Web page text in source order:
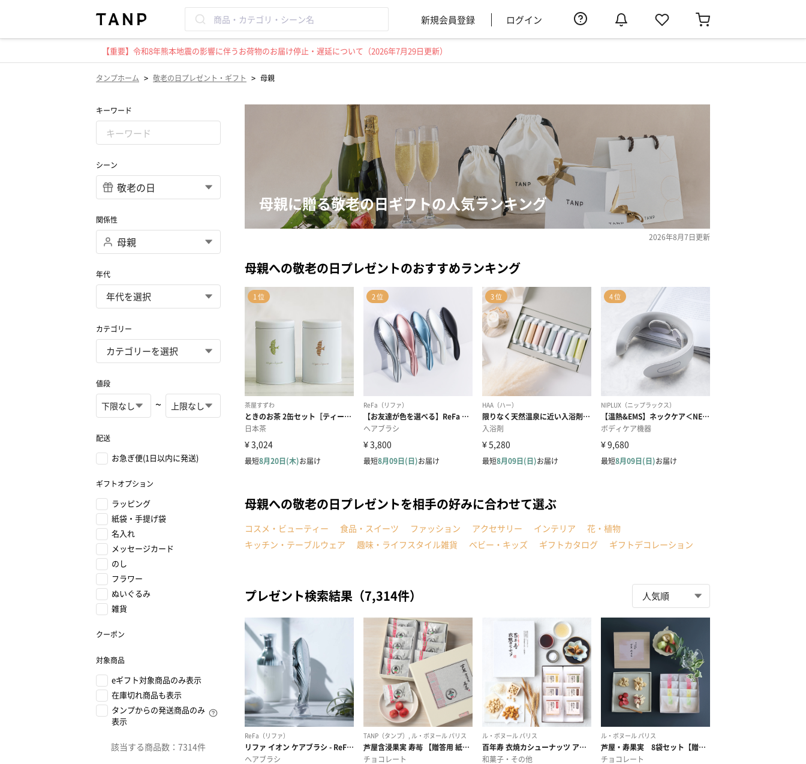
新規会員登録 ログイン
【重要】令和8年熊本地震の影響に伴うお荷物のお届け停止・遅延について（2026年7月29日更新）
タンプホーム > 敬老の日プレゼント・ギフト > 母親
キーワード
シーン
関係性
年代
カテゴリー
値段
~
配送
お急ぎ便(1日以内に発送)
ギフトオプション
ラッピング
紙袋・手提げ袋
名入れ
メッセージカード
のし
フラワー
ぬいぐるみ
雑貨
クーポン
対象商品
eギフト対象商品のみ表示
在庫切れ商品も表示
タンプからの発送商品のみ
表示
該当する商品数： 7314件
母親に贈る敬老の日ギフトの人気ランキング
2026年8月7日更新
母親への敬老の日プレゼントのおすすめランキング
母親への敬老の日プレゼントを相手の好みに合わせて選ぶ
コスメ・ビューティー 食品・スイーツ ファッション アクセサリー インテリア
花・植物
キッチン・テーブルウェア
趣味・ライフスタイル雑貨 ベビー・キッズ ギフトカタログ ギフトデコレーション
プレゼント検索結果（7,314件）